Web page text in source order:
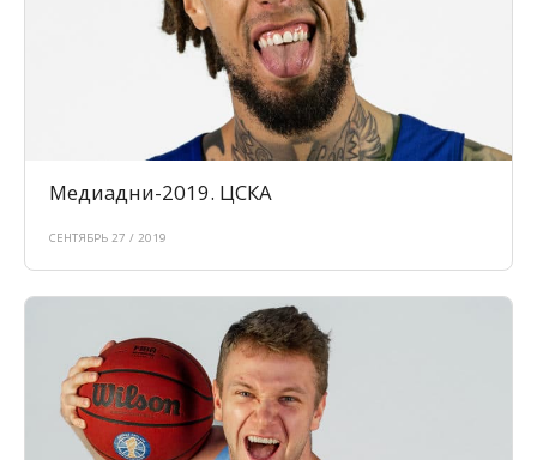
Медиадни-2019. ЦСКА
СЕНТЯБРЬ 27 / 2019